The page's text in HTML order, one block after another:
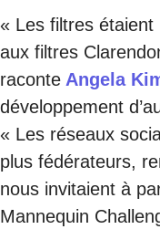
« Les filtres
aux filtres
raconte Angela
développement
« Les réseaux
plus fédérateurs,
nous invitaient à
Mannequin